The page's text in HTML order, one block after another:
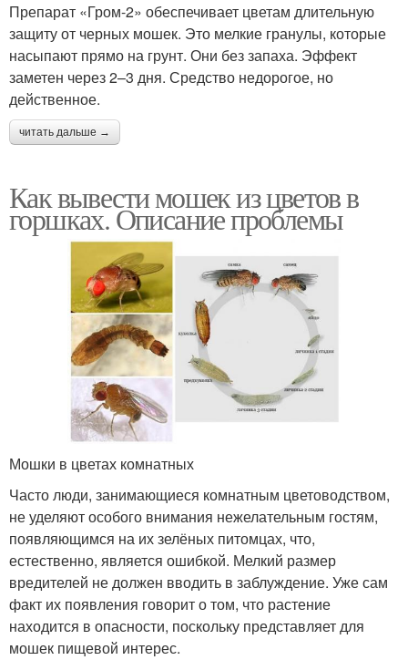
Препарат «Гром-2» обеспечивает цветам длительную
защиту от черных мошек. Это мелкие гранулы, которые
насыпают прямо на грунт. Они без запаха. Эффект
заметен через 2–3 дня. Средство недорогое, но
действенное.
читать дальше →
Как вывести мошек из цветов в
горшках. Описание проблемы
Мошки в цветах комнатных
Часто люди, занимающиеся комнатным цветоводством,
не уделяют особого внимания нежелательным гостям,
появляющимся на их зелёных питомцах, что,
естественно, является ошибкой. Мелкий размер
вредителей не должен вводить в заблуждение. Уже сам
факт их появления говорит о том, что растение
находится в опасности, поскольку представляет для
мошек пищевой интерес.